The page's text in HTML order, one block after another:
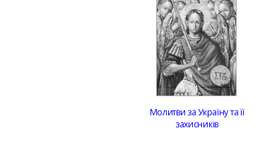
Молитви за Україну та її
захисників